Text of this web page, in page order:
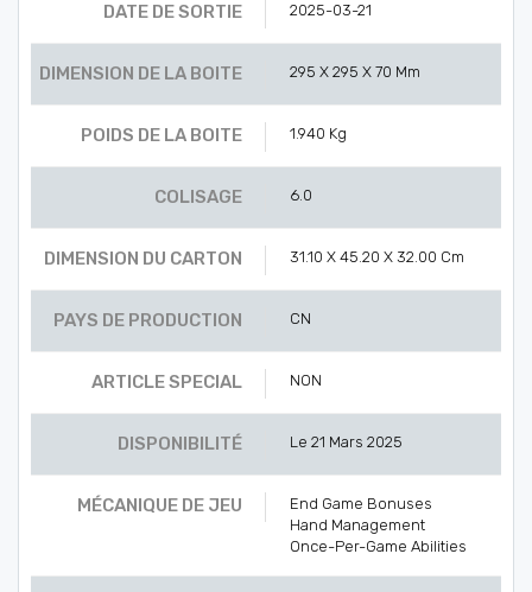
DATE DE SORTIE 2025-03-21
DIMENSION DE LA BOITE 295 X 295 X 70 Mm
POIDS DE LA BOITE 1.940 Kg
COLISAGE 6.0
DIMENSION DU CARTON 31.10 X 45.20 X 32.00 Cm
PAYS DE PRODUCTION CN
ARTICLE SPECIAL NON
DISPONIBILITÉ Le 21 Mars 2025
MÉCANIQUE DE JEU
End Game Bonuses
Hand Management
Once-Per-Game Abilities